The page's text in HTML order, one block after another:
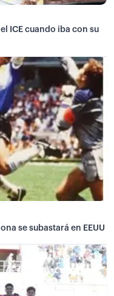
ICE cuando iba con su
se subastará en EEUU